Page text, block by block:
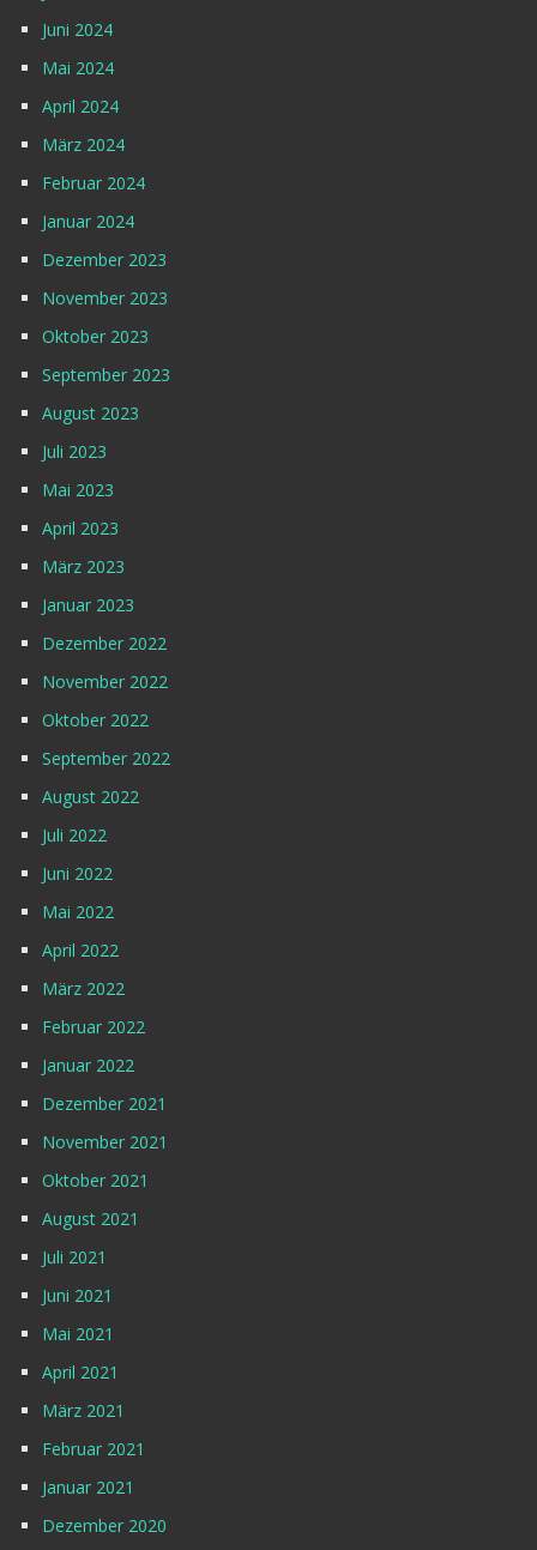
Juni 2024
Mai 2024
April 2024
März 2024
Februar 2024
Januar 2024
Dezember 2023
November 2023
Oktober 2023
September 2023
August 2023
Juli 2023
Mai 2023
April 2023
März 2023
Januar 2023
Dezember 2022
November 2022
Oktober 2022
September 2022
August 2022
Juli 2022
Juni 2022
Mai 2022
April 2022
März 2022
Februar 2022
Januar 2022
Dezember 2021
November 2021
Oktober 2021
August 2021
Juli 2021
Juni 2021
Mai 2021
April 2021
März 2021
Februar 2021
Januar 2021
Dezember 2020